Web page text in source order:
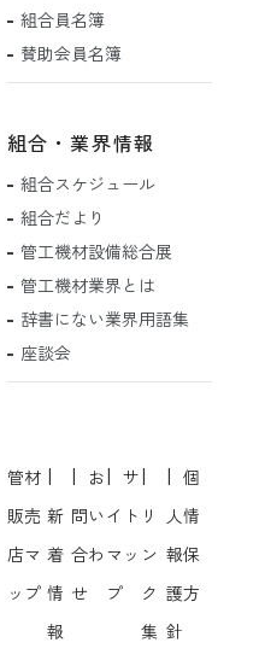
組合員名簿
賛助会員名簿
組合・業界情報
組合スケジュール
組合だより
管工機材設備総合展
管工機材業界とは
辞書にない業界用語集
座談会
管材
販売
店マ
ップ
新
着
情
報
お
問い
合わ
せ
サ
イト
マッ
プ
リ
ン
ク
集
個
人情
報保
護方
針